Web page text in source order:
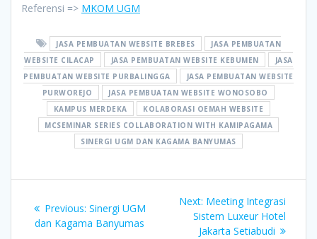
Referensi => MKOM UGM
JASA PEMBUATAN WEBSITE BREBES
JASA PEMBUATAN
WEBSITE CILACAP
JASA PEMBUATAN WEBSITE KEBUMEN
JASA
PEMBUATAN WEBSITE PURBALINGGA
JASA PEMBUATAN WEBSITE
PURWOREJO
JASA PEMBUATAN WEBSITE WONOSOBO
KAMPUS MERDEKA
KOLABORASI OEMAH WEBSITE
MCSEMINAR SERIES COLLABORATION WITH KAMIPAGAMA
SINERGI UGM DAN KAGAMA BANYUMAS
navigation
Previous: Previous
post:
Sinergi UGM
dan Kagama Banyumas
Next: Next
post:
Meeting Integrasi
Sistem Luxeur Hotel
Jakarta Setiabudi